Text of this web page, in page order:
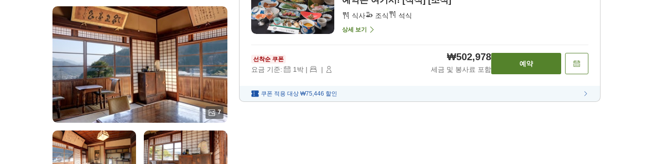
던 객실, 욕실 없음))
7
식사 조식 석식
상세 보기
선착순 쿠폰
요금 기준: 1 박 | |
₩502,978
세금 및 봉사료 포함
예약
쿠폰 적용 대상 ₩75,446 할인